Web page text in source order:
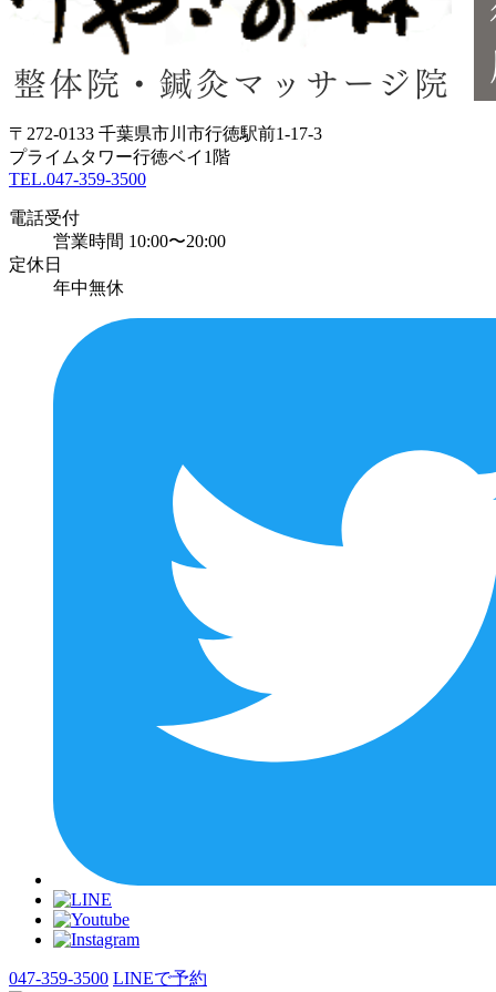
〒272-0133 千葉県市川市行徳駅前1-17-3
プライムタワー行徳ベイ1階
TEL.047-359-3500
電話受付
営業時間 10:00〜20:00
定休日
年中無休
047-359-3500 LINEで予約